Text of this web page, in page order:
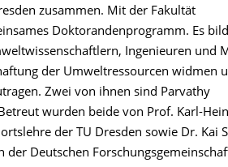
zusammen. Mit der Fakultät
Doktorandenprogramm. Es
Ingenieuren und
der Umweltressourcen widmen
Zwei von ihnen sind Parvathy
wurden beide von Prof. Karl-
der TU Dresden sowie Dr. Kai
der Deutschen